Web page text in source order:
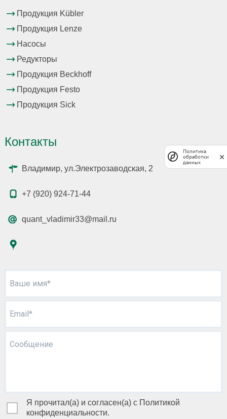
Продукция Kübler
Продукция Lenze
Насосы
Редукторы
Продукция Beckhoff
Продукция Festo
Продукция Sick
Контакты
Владимир, ул.Электрозаводская, 2
+7 (920) 924-71-44
quant_vladimir33@mail.ru
Ваше имя*
Email*
Сообщение
Я прочитал(а) и согласен(а) с Политикой
конфиденциальности.
Политика
обработки
данных